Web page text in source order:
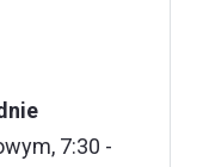
7:30 -